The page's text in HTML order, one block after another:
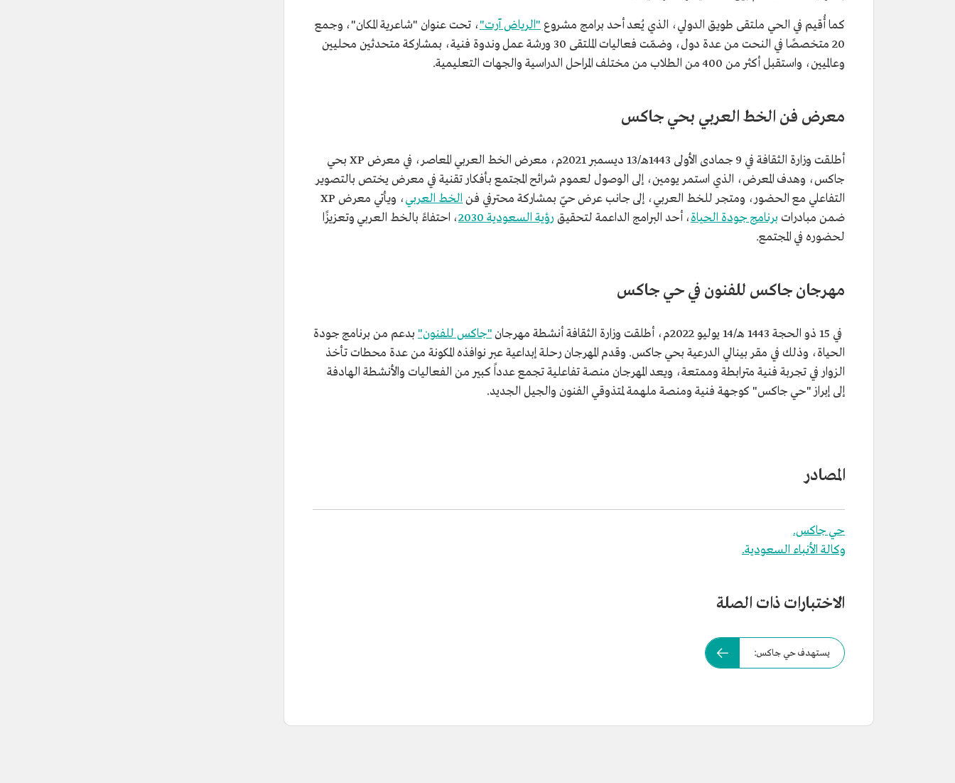
كما أُقيم في الحي ملتقى طويق الدولي، الذي يُعد أحد برامج مشروع "الرياض آرت"، تحت عنوان "شاعرية المكان"، وجمع
20 متخصصًا في النحت من عدة دول، وضمّت فعاليات الملتقى 30 ورشة عمل وندوة فنية، بمشاركة متحدثين محليين
وعالميين، واستقبل أكثر من 400 من الطلاب من مختلف المراحل الدراسية والجهات التعليمية.
معرض فن الخط العربي بحي جاكس
أطلقت وزارة الثقافة في 9 جمادى الأولى 1443هـ/13 ديسمبر 2021م، معرض الخط العربي المعاصر، في معرض XP بحي
جاكس، وهدف المعرض، الذي استمر يومين، إلى الوصول لعموم شرائح المجتمع بأفكار تقنية في معرض يختص بالتصوير
التفاعلي مع الحضور، ومتجر للخط العربي، إلى جانب عرض حيّ بمشاركة محترفي فن الخط العربي
، ويأتي معرض XP
ضمن مبادرات برنامج جودة الحياة، أحد البرامج الداعمة لتحقيق رؤية السعودية 2030
، احتفاءً بالخط العربي وتعزيزًا
لحضوره في المجتمع.
مهرجان جاكس للفنون في حي جاكس
في 15 ذو الحجة 1443 هـ/14 يوليو 2022م، أطلقت وزارة الثقافة أنشطة مهرجان "جاكس للفنون" بدعم من برنامج جودة
الحياة، وذلك في مقر بينالي الدرعية بحي جاكس. وقدم المهرجان رحلة إبداعية عبر نوافذه المكونة من عدة محطات تأخذ
الزوار في تجربة فنية مترابطة وممتعة، ويعد المهرجان منصة تفاعلية تجمع عدداً كبير من الفعاليات والأنشطة الهادفة
إلى إبراز "حي جاكس" كوجهة فنية ومنصة ملهمة لمتذوقي الفنون والجيل الجديد.
المصادر
حي جاكس.
وكالة الأنباء السعودية.
الاختبارات ذات الصلة
يستهدف حي جاكس: